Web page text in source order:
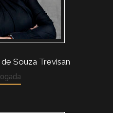
Souza Trevisan